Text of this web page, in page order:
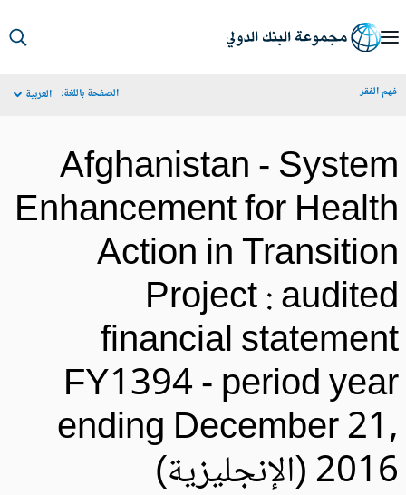
الفقر الصفحة باللغة: العربية
Afghanistan -
Enhancement for
Action in
Project :
financial
FY1394 - period
ending December
(الإنجليزية)